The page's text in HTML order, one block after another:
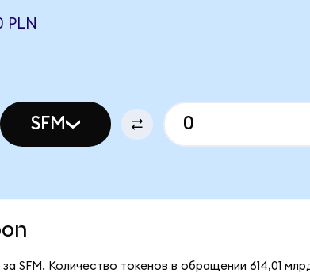
PLN
SFM
SFM. Количество токенов в обращении 614,01